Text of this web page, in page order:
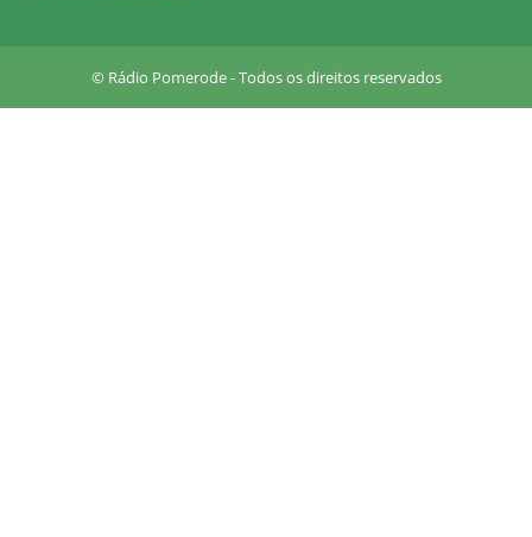
a
© Rádio Pomerode - Todos os direitos reservados